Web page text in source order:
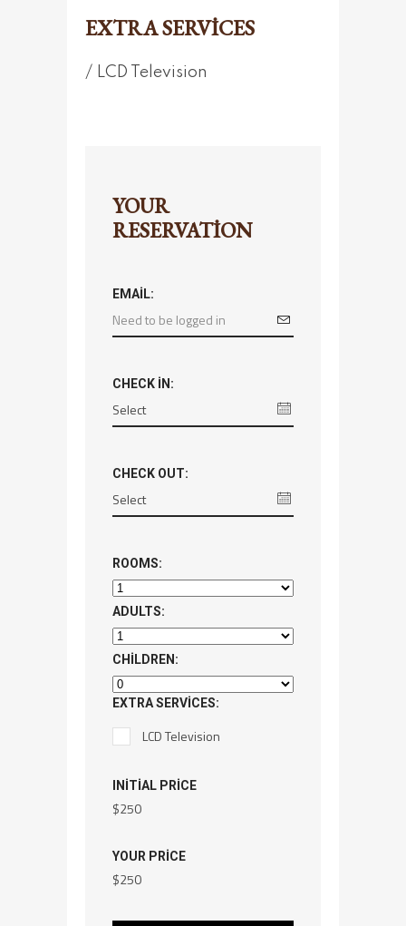
EXTRA SERVICES
LCD Television
YOUR
RESERVATION
EMAIL:
CHECK IN:
CHECK OUT:
ROOMS:
ADULTS:
CHILDREN:
EXTRA SERVICES:
LCD Television
INITIAL PRICE
$250
YOUR PRICE
$250